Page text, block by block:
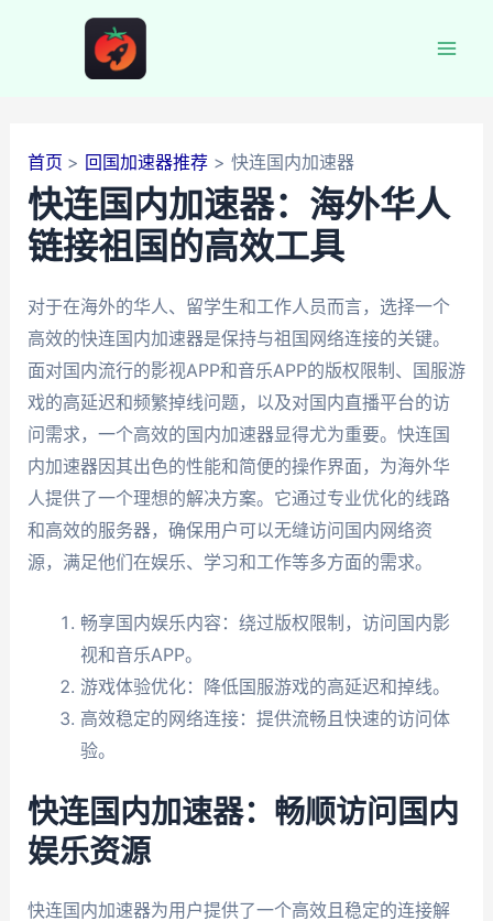
首页 回国加速器推荐 快连国内加速器
快连国内加速器：海外华人
链接祖国的高效工具
对于在海外的华人、留学生和工作人员而言，选择一个
高效的快连国内加速器是保持与祖国网络连接的关键。
面对国内流行的影视APP和音乐APP的版权限制、国服游
戏的高延迟和频繁掉线问题，以及对国内直播平台的访
问需求，一个高效的国内加速器显得尤为重要。快连国
内加速器因其出色的性能和简便的操作界面，为海外华
人提供了一个理想的解决方案。它通过专业优化的线路
和高效的服务器，确保用户可以无缝访问国内网络资
源，满足他们在娱乐、学习和工作等多方面的需求。
畅享国内娱乐内容：绕过版权限制，访问国内影
视和音乐APP。
游戏体验优化：降低国服游戏的高延迟和掉线。
高效稳定的网络连接：提供流畅且快速的访问体
验。
快连国内加速器：畅顺访问国内
娱乐资源
快连国内加速器为用户提供了一个高效且稳定的连接解